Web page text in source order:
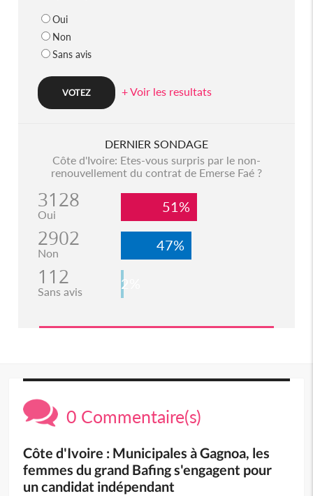
Oui
Non
Sans avis
+ Voir les resultats
DERNIER SONDAGE
Côte d'Ivoire: Etes-vous surpris par le non-
renouvellement du contrat de Emerse Faé ?
3128
Oui 51%
2902
Non 47%
112
Sans avis 2%
0 Commentaire(s)
Côte d'Ivoire : Municipales à Gagnoa, les
femmes du grand Bafing s'engagent pour
un candidat indépendant